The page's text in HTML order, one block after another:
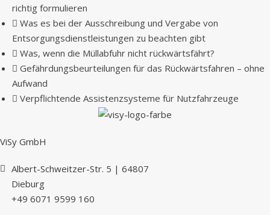
richtig formulieren
Was es bei der Ausschreibung und Vergabe von
Entsorgungsdienstleistungen zu beachten gibt
Was, wenn die Müllabfuhr nicht rückwärtsfährt?
Gefährdungsbeurteilungen für das Rückwärtsfahren – ohne
Aufwand
Verpflichtende Assistenzsysteme für Nutzfahrzeuge
ViSy GmbH
Albert-Schweitzer-Str. 5 | 64807
Dieburg
+49 6071 9599 160